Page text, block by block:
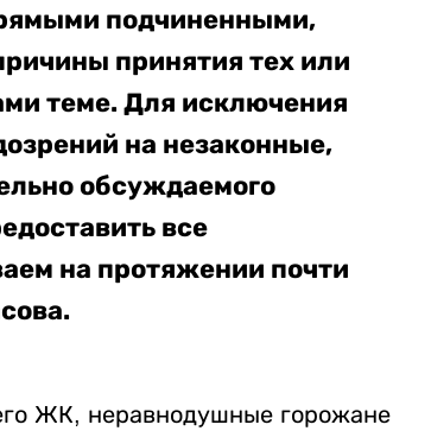
подчиненными,
принятия тех или
теме. Для исключения
на незаконные,
обсуждаемого
все
на протяжении почти
ЖК, неравнодушные горожане